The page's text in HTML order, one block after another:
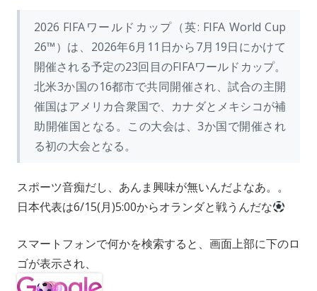
2026 FIFAワールドカップ（英: FIFA World Cup
26™）は、2026年6月11日から7月19日にかけて
開催される予定の23回目のFIFAワールドカップ。
北米3か国の16都市で共同開催され、試合の主開
催国はアメリカ合衆国で、カナダとメキシコが補
助開催国となる。この大会は、3か国で開催され
る初の大会となる。
スポーツ音痴だし、あんま興味が無いんだよなあ。。
日本代表は6/15(月)5:00からオランダと戦うんだな
スマートフォンで何かを検索すると、画面上部に下のロ
ゴが表示され、